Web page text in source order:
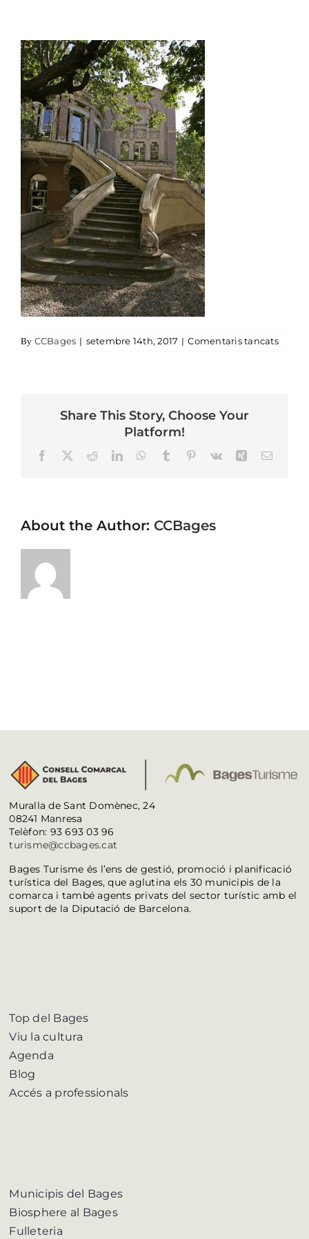
By CCBages | setembre 14th, 2017 | Comentaris tancatsa
Share This Story, Choose Your
Platform!
FacebookRedditLinkedInWhatsApp
TumblrPinterest
Vk XingEmail
About the Author: CCBages
Muralla de Sant Domènec, 24
08241 Manresa
Telèfon: 93 693 03 96
turisme@ccbages.cat
Bages Turisme és l’ens de gestió, promoció i planificació
turística del Bages, que aglutina els 30 municipis de la
comarca i també agents privats del sector turístic amb el
suport de la Diputació de Barcelona.
Top del Bages
Viu la cultura
Agenda
Blog
Accés a professionals
Municipis del Bages
Biosphere al Bages
Fulleteria